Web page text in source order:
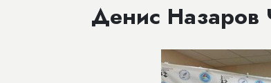
​Денис Назаров